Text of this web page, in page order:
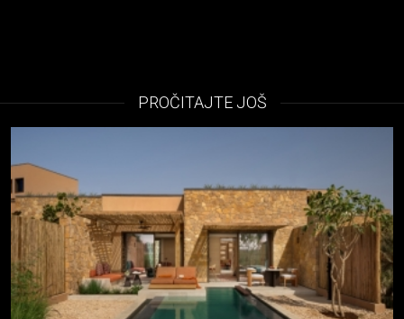
PROČITAJTE JOŠ